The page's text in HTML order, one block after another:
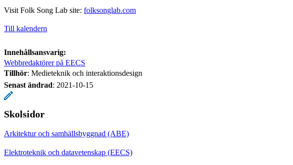
Visit Folk Song Lab site: folksonglab.com
Till kalendern
Innehållsansvarig:
Webbredaktörer på EECS
Tillhör: Medieteknik och interaktionsdesign
Senast ändrad: 2021-10-15
Skolsidor
Arkitektur och samhällsbyggnad (ABE)
Elektroteknik och datavetenskap (EECS)